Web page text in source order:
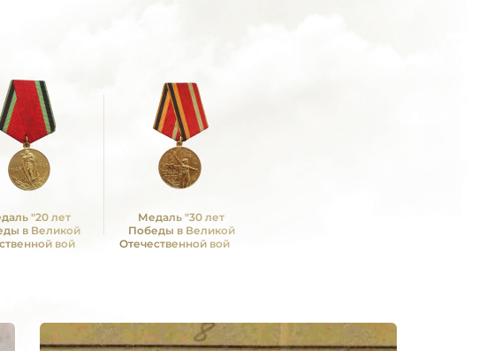
"20 лет
в Великой
войне
Медаль "30 лет
Победы в Великой
Отечественной войне